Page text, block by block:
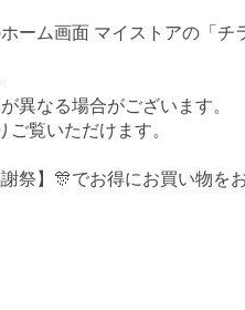
ーム画面 マイストアの「
異なる場合がございます。
覧いただけます。
祭】🎊でお得にお買い物を